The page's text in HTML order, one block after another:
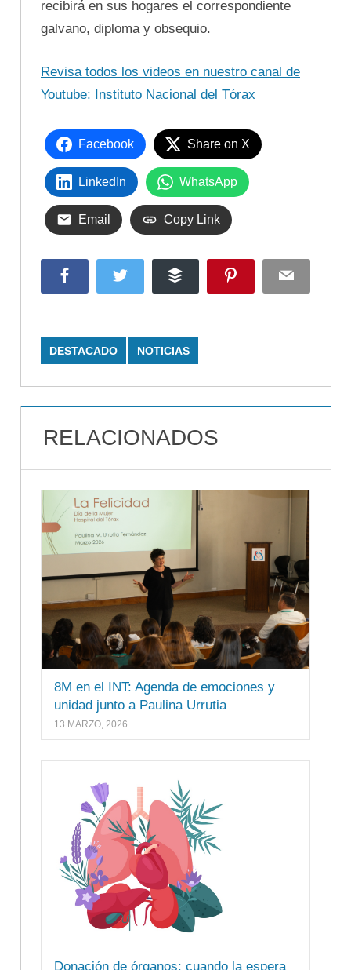
recibirá en sus hogares el correspondiente
galvano, diploma y obsequio.
Revisa todos los videos en nuestro canal de
Youtube: Instituto Nacional del Tórax
Facebook Share on X
LinkedIn WhatsApp
Email Copy Link
FacebookTwitter Buffer Pinterest Email
DESTACADO NOTICIAS
RELACIONADOS
8M en el INT: Agenda de emociones y
unidad junto a Paulina Urrutia
13 MARZO, 2026
Donación de órganos: cuando la espera